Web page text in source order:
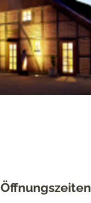
Öffnungszeiten